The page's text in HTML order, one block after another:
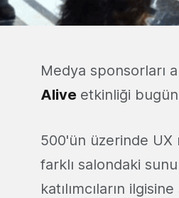
Medya sponsorları
Alive etkinliği bugün
500'ün üzerinde UX
farklı salondaki
katılımcıların